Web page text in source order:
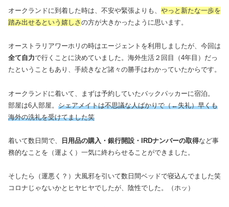
オークランドに到着した時は、不安や緊張よりも、 やっと新たな一歩を
踏み出せるという嬉しさ の方が大きかったように思います。
オーストラリアワーホリの時はエージェントを利用しましたが、今回は
全て自力で行くことに決めていました。海外生活２回目（4年目）だっ
たということもあり、手続きなど諸々の勝手はわかっていたからです。
オークランドに着いて、まずは予約していたバックパッカーに宿泊。
部屋は6人部屋。 シェアメイトは不思議な人ばかりで（←失礼）早くも
海外の洗礼を受けてました笑
着いて数日間で、 日用品の購入・銀行開設・IRDナンバーの取得など事
務的なことを（運よく）一気に終わらせることができました。
そしたら（運悪く？）大風邪を引いて数日間ベッドで寝込んでました笑
コロナじゃないかとヒヤヒヤでしたが、陰性でした。（ホッ）